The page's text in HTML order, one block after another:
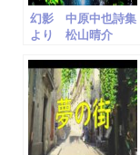
幻影 中原中也詩集
より 松山晴介
Matsuyama